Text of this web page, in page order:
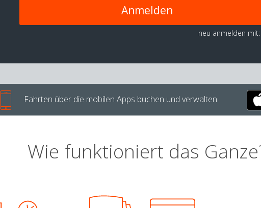
Anmelden
neu anmelden mit:
Fahrten über die mobilen Apps buchen und verwalten.
Wie funktioniert das